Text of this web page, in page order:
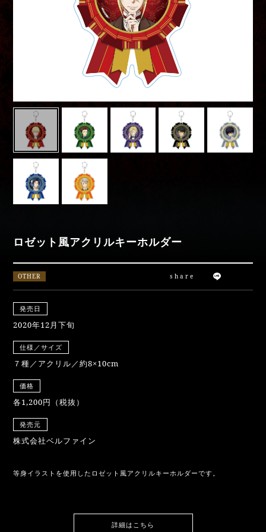
Movies
Special
moriarty_anime
ロゼット風アクリルキーホルダー
OTHER share
発売日
2020年12月下旬
仕様／サイズ
７種／アクリル／約8×10cm
価格
各1,200円（税抜）
発売元
株式会社ベルファイン
等身イラストを使用したロゼット風アクリルキーホルダーです。
詳細はこちら